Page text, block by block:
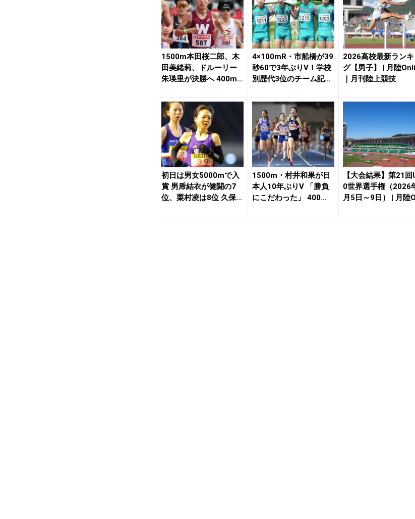
1500m本田桜二郎、木
田美緒莉、ドルーリー
朱瑛里が決勝へ 400mH
4×100mR・市船橋が39
秒60で3年ぶりV！学校
別歴代3位のチーム記録
2026高校最新ラン
グ【男子】 | 月陸
｜月刊陸上競技
初日は男女5000mで入
賞 男乕結衣が健闘の7
位、栗村凌は8位 久保凛
1500m・村井和果が日
本人10年ぶりV 「勝負
にこだわった」 400
【大会結果】第21回
0世界選手権（2026
月5日～9日） | 月陸